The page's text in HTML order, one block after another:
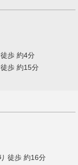
歩 約4分
歩 約15分
徒歩 約16分